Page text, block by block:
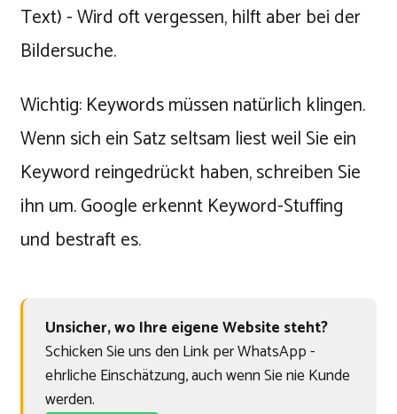
Text) - Wird oft vergessen, hilft aber bei der
Bildersuche.
Wichtig: Keywords müssen natürlich klingen.
Wenn sich ein Satz seltsam liest weil Sie ein
Keyword reingedrückt haben, schreiben Sie
ihn um. Google erkennt Keyword-Stuffing
und bestraft es.
Unsicher, wo Ihre eigene Website steht?
Schicken Sie uns den Link per WhatsApp -
ehrliche Einschätzung, auch wenn Sie nie Kunde
werden.